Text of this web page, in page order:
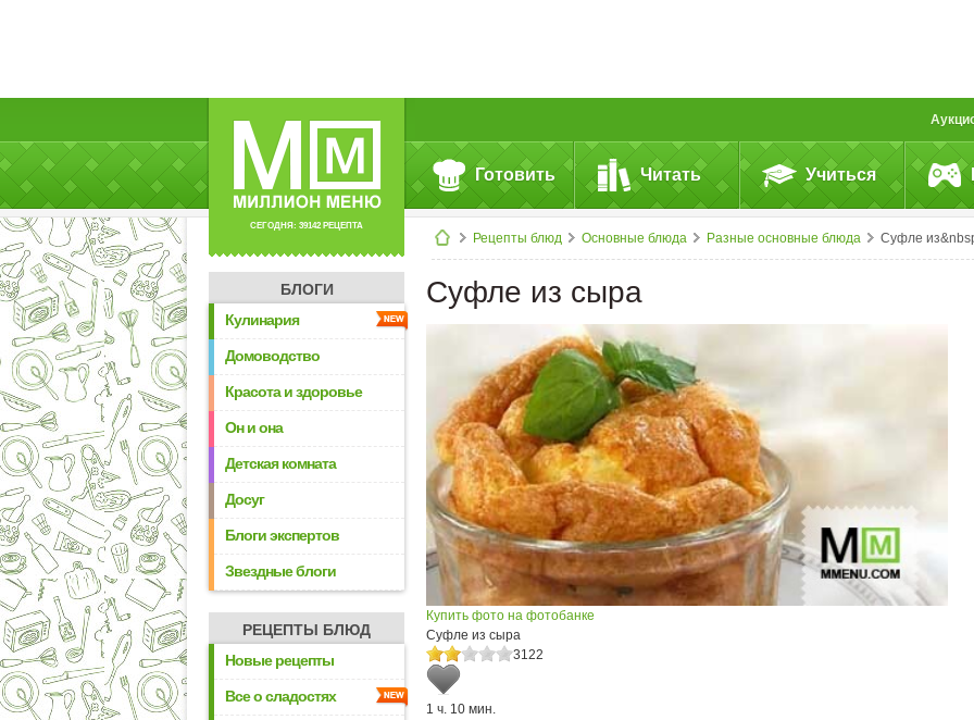
СЕГОДНЯ: 39142 РЕЦЕПТА
Готовить Читать Учиться
Рецепты блюд Основные блюда Разные основные блюда Суфле
БЛОГИ
Кулинария
Домоводство
Красота и здоровье
Он и она
Детская комната
Досуг
Блоги экспертов
Звездные блоги
РЕЦЕПТЫ БЛЮД
Новые рецепты
Все о сладостях
Суфле из сыра
Купить фото на фотобанке
Суфле из сыра
3122
1 ч. 10 мин.